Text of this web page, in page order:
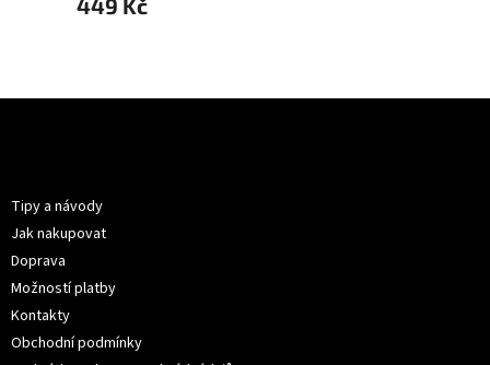
449 Kč
Tipy a návody
Jak nakupovat
Doprava
Možností platby
Kontakty
Obchodní podmínky